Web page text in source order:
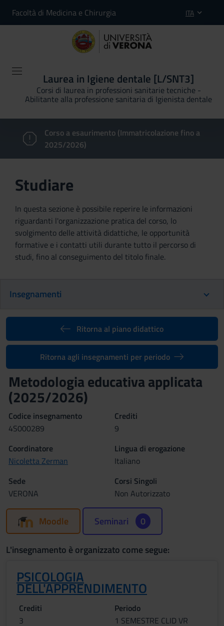
Facoltà di Medicina e Chirurgia ITA
Laurea in Igiene dentale [L/SNT3]
Corsi di laurea in professioni sanitarie tecniche -
Abilitante alla professione sanitaria di Igienista dentale
Corso a esaurimento (Immatricolazione fino a
2025/2026)
Studiare
In questa sezione è possibile reperire le informazioni
riguardanti l'organizzazione pratica del corso, lo
svolgimento delle attività didattiche, le opportunità
formative e i contatti utili durante tutto il percorso di
studi, fino al conseguimento del titolo finale.
Insegnamenti
Ritorna al piano didattico
Ritorna agli insegnamenti per periodo
Metodologia educativa applicata
(2025/2026)
Codice insegnamento
4S000289
Crediti
9
Coordinatore
Nicoletta Zerman
Lingua di erogazione
Italiano
Sede
VERONA
Corsi Singoli
Non Autorizzato
Moodle Seminari 0
L'insegnamento è organizzato come segue:
PSICOLOGIA
DELL'APPRENDIMENTO
Crediti
3
Periodo
1 SEMESTRE CLID VR